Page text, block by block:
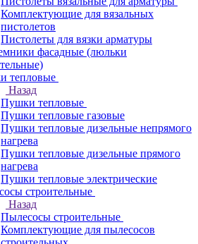
Комплектующие для вязальных
пистолетов
Пистолеты для вязки арматуры
фасадные (люльки
тепловые
Назад
Пушки тепловые
Пушки тепловые газовые
Пушки тепловые дизельные непрямого
нагрева
Пушки тепловые дизельные прямого
нагрева
Пушки тепловые электрические
строительные
Назад
Пылесосы строительные
Комплектующие для пылесосов